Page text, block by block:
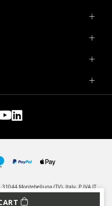
Montebelluna (TV), Italy, P.IVA IT
rights reserved